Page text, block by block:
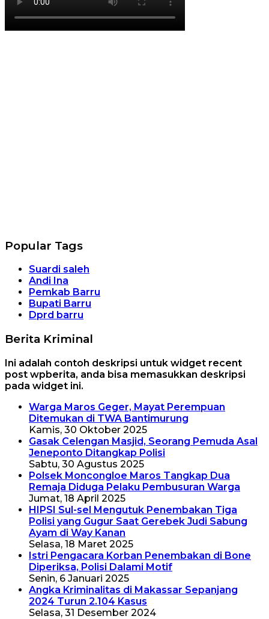
Popular Tags
Suardi saleh
Andi Ina
Pemkab Barru
Bupati Barru
Dprd barru
Berita Kriminal
Ini adalah contoh deskripsi untuk widget recent
post wpberita, anda bisa memasukkan deskripsi
pada widget ini.
Warga Maros Geger, Mayat Perempuan
Ditemukan di TWA Bantimurung
Kamis, 30 Oktober 2025
Gasak Celengan Masjid, Seorang Pemuda Asal
Jeneponto Ditangkap Polisi
Sabtu, 30 Agustus 2025
Polsek Moncongloe Maros Tangkap Dua
Remaja Diduga Pelaku Pembusuran Warga
Jumat, 18 April 2025
HIPSI Sul-sel Mengutuk Penembakan Tiga
Polisi yang Gugur Saat Gerebek Judi Sabung
Ayam di Way Kanan
Selasa, 18 Maret 2025
Istri Pengacara Korban Penembakan di Bone
Diperiksa, Polisi Dalami Motif
Senin, 6 Januari 2025
Angka Kriminalitas di Makassar Sepanjang
2024 Turun 2.104 Kasus
Selasa, 31 Desember 2024